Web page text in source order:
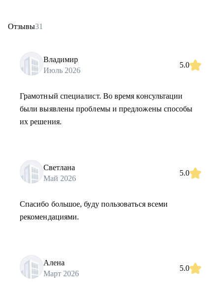
Отзывы31
Владимир
Июль 2026
5.0
Грамотный специалист. Во время консультации
были выявлены проблемы и предложены способы
их решения.
Светлана
Май 2026
5.0
Спасибо большое, буду пользоваться всеми
рекомендациями.
Алена
Март 2026
5.0